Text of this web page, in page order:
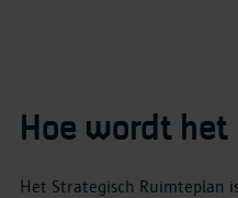
Hoe wordt
Het Strategisch Ruimteplan